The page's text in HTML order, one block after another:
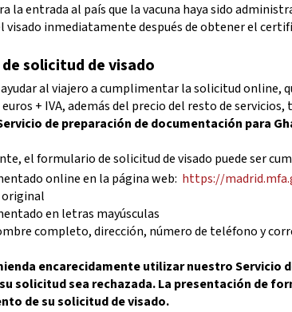
la entrada al país que la vacuna haya sido
inmediatamente después de obtener el
solicitud de visado
ayudar al viajero a cumplimentar la solicitud online,
euros + IVA, además del precio del resto de
de preparación de documentación para
el formulario de solicitud de visado puede ser
online en la página web: https://
en letras mayúsculas
completo, dirección, número de teléfono y
encarecidamente utilizar nuestro
solicitud sea rechazada. La presentación de
de su solicitud de visado.